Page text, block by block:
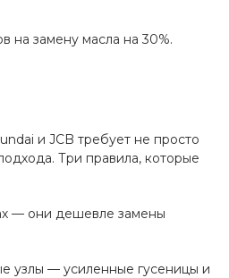
на замену масла на 30%.
и JCB требует не просто
Три правила, которые
— они дешевле замены
узлы — усиленные гусеницы и